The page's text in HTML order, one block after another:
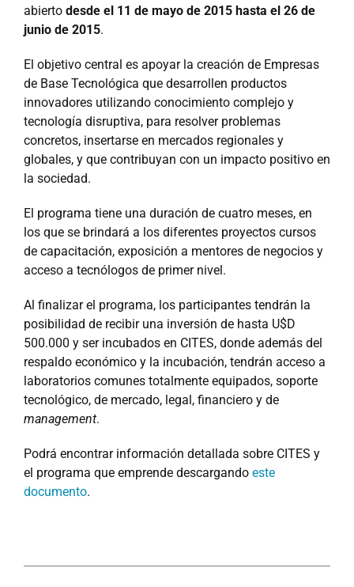
abierto desde el 11 de mayo de 2015 hasta el 26 de
junio de 2015.
El objetivo central es apoyar la creación de Empresas
de Base Tecnológica que desarrollen productos
innovadores utilizando conocimiento complejo y
tecnología disruptiva, para resolver problemas
concretos, insertarse en mercados regionales y
globales, y que contribuyan con un impacto positivo en
la sociedad.
El programa tiene una duración de cuatro meses, en
los que se brindará a los diferentes proyectos cursos
de capacitación, exposición a mentores de negocios y
acceso a tecnólogos de primer nivel.
Al finalizar el programa, los participantes tendrán la
posibilidad de recibir una inversión de hasta U$D
500.000 y ser incubados en CITES, donde además del
respaldo económico y la incubación, tendrán acceso a
laboratorios comunes totalmente equipados, soporte
tecnológico, de mercado, legal, financiero y de
management.
Podrá encontrar información detallada sobre CITES y
el programa que emprende descargando este
documento.